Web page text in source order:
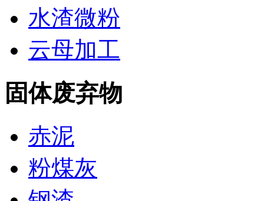
水渣微粉
云母加工
固体废弃物
赤泥
粉煤灰